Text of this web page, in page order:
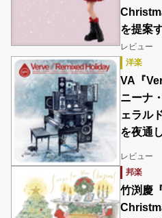
を提案
レビュー
洋楽
VA『
ニーナ
ェラル
を夜通
レビュー
邦楽
竹渕慶